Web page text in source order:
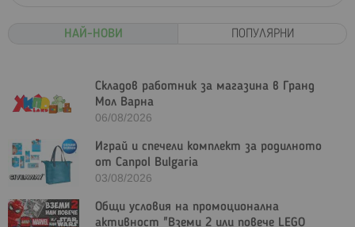
НАЙ-НОВИ
Складов работник за магазина в Гранд
Мол Варна
06/08/2026
Играй и спечели комплект за родилното
от Canpol Bulgaria
03/08/2026
Общи условия на промоционална
активност "Вземи 2 или повече LEGO
ПОПУЛЯРНИ